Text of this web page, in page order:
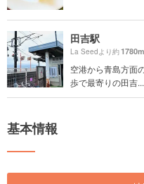
田吉駅
La Seedより約1780m
空港から青島方面
歩で最寄りの田吉...
基本情報